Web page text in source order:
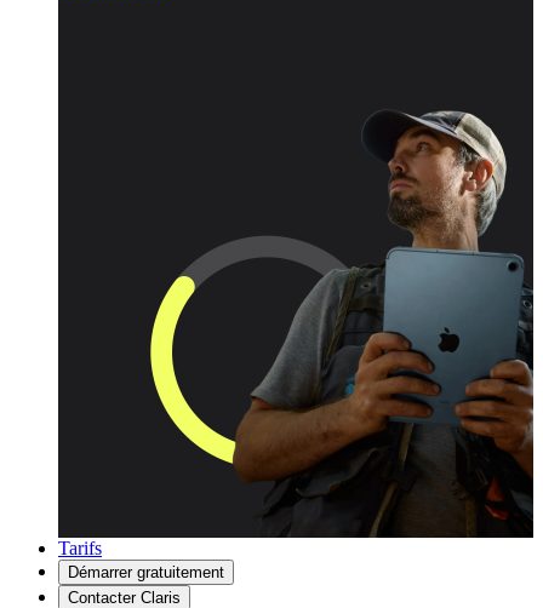
Tarifs
Démarrer gratuitement
Contacter Claris